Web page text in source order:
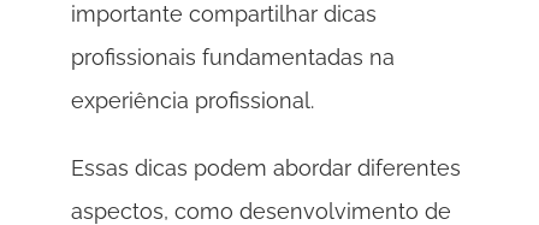
importante compartilhar dicas
profissionais fundamentadas na
experiência profissional.
Essas dicas podem abordar diferentes
aspectos, como desenvolvimento de